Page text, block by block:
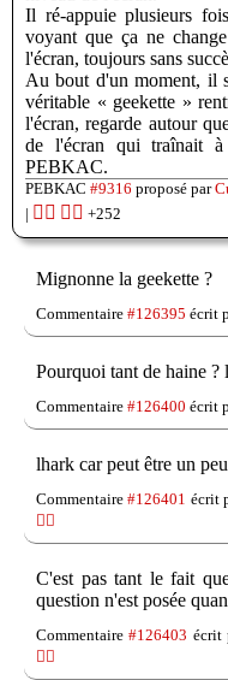
Il ré-appuie plusieurs
voyant que ça ne
l'écran, toujours sans
Au bout d'un moment, il
véritable « geekette »
l'écran, regarde autour
de l'écran qui traînait
PEBKAC.
PEBKAC #9316 proposé par
| 👍🏽 👎🏽 +252
Mignonne la geekette ?
Commentaire #126395 écrit
Pourquoi tant de haine
Commentaire #126400 écrit
lhark car peut être un
Commentaire#126401 écrit
👎🏽
C'est pas tant le fait
question n'est posée
Commentaire#126403 écrit
👎🏽